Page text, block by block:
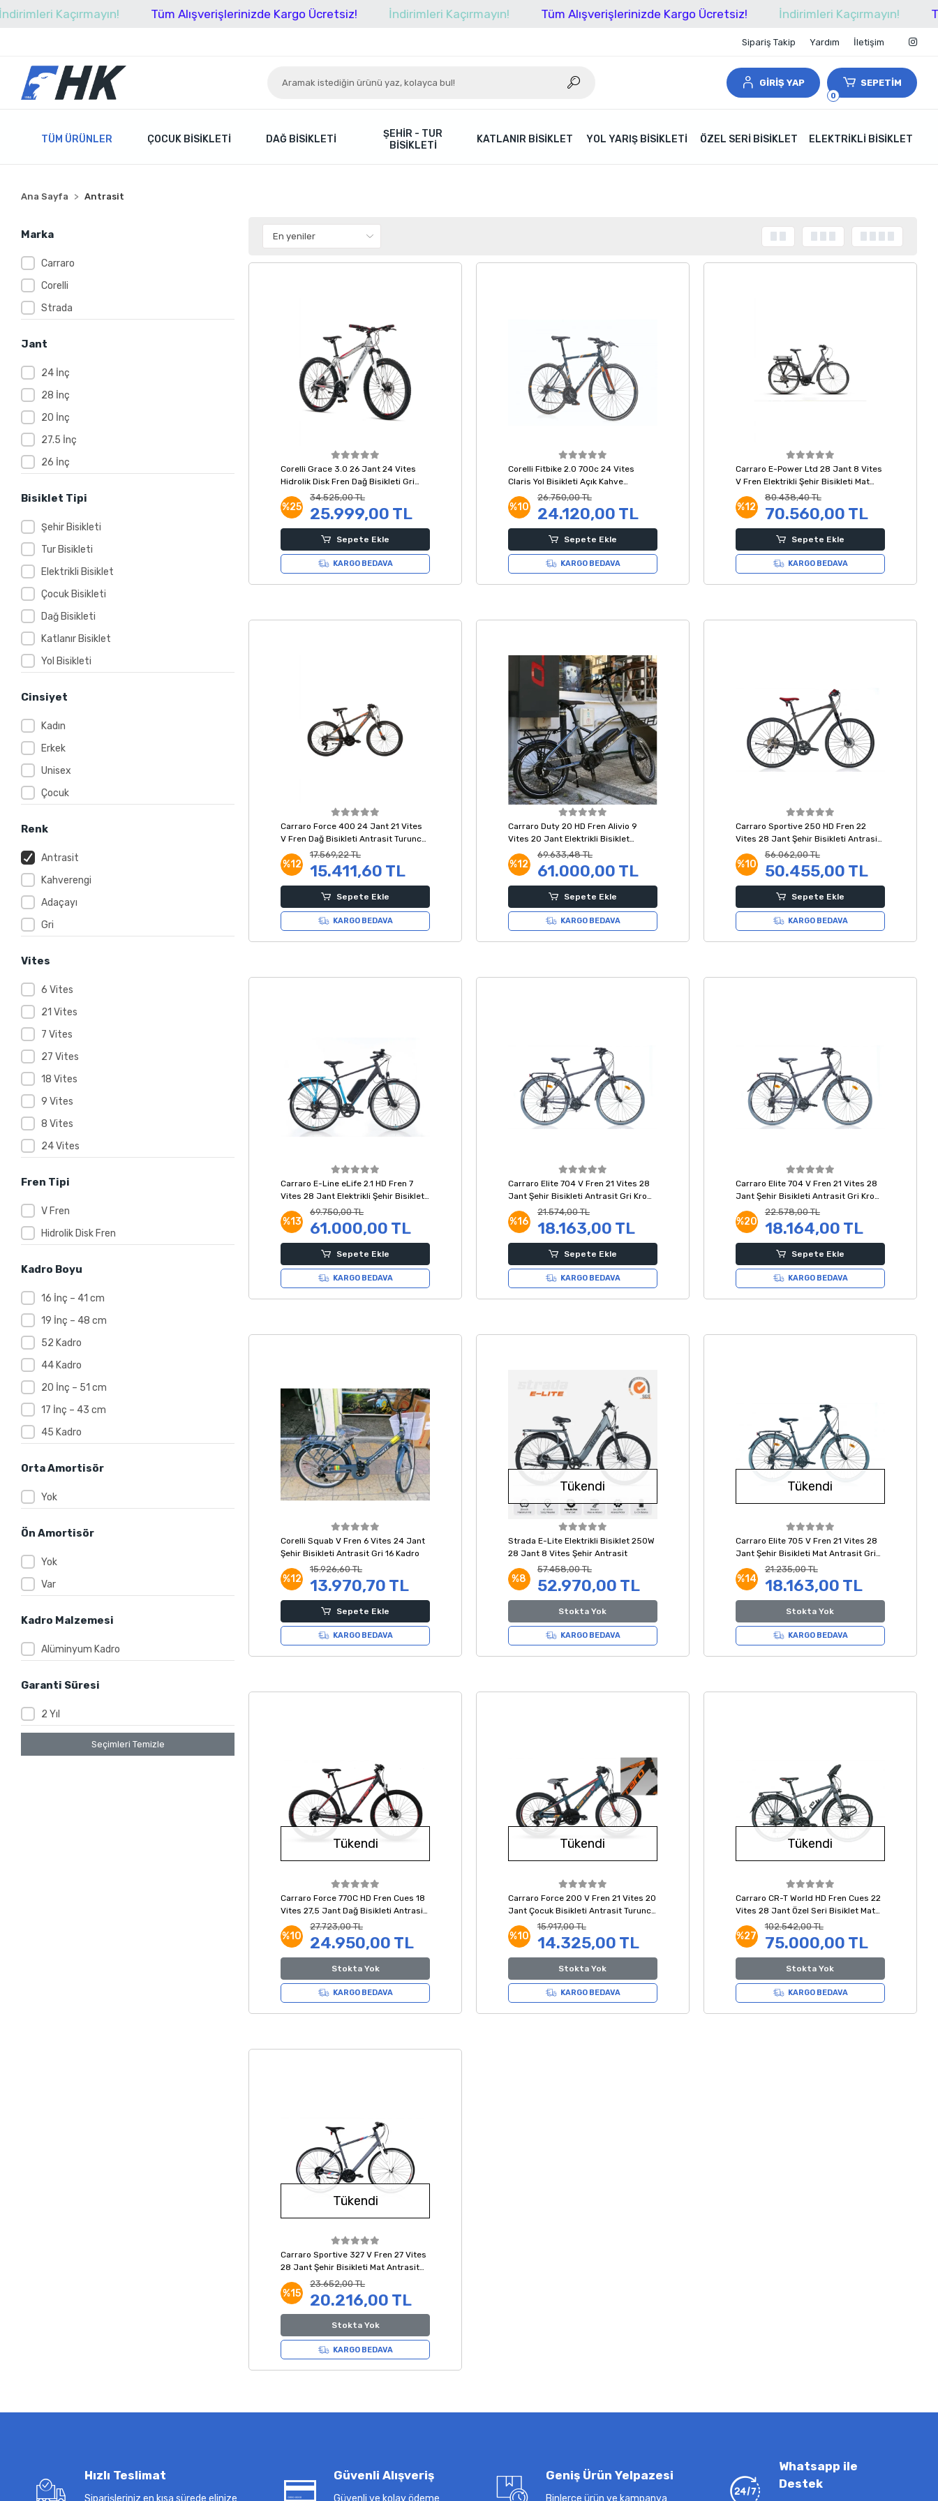
Kaçırmayın! Tüm Alışverişlerinizde Kargo Ücretsiz! İndirimleri Kaçırmayın! Tüm Alışverişlerinizde Kargo Ücretsiz! İndirimleri Kaçırmayın! Tüm
Sipariş Takip Yardım İletişim
GİRİŞ YAP
0
SEPETİM
TÜM ÜRÜNLER ÇOCUK BISIKLETI DAĞ BISIKLETI
ŞEHIR - TUR
BISIKLETI
KATLANIR BISIKLET YOL YARIŞ BISIKLETI ÖZEL SERI BISIKLET ELEKTRIKLI BISIKLET
Ana Sayfa Antrasit
Marka
Carraro
Corelli
Strada
Jant
24 İnç
28 İnç
20 İnç
27.5 İnç
26 İnç
Bisiklet Tipi
Şehir Bisikleti
Tur Bisikleti
Elektrikli Bisiklet
Çocuk Bisikleti
Dağ Bisikleti
Katlanır Bisiklet
Yol Bisikleti
Cinsiyet
Kadın
Erkek
Unisex
Çocuk
Renk
Antrasit
Kahverengi
Adaçayı
Gri
Vites
6 Vites
21 Vites
7 Vites
27 Vites
18 Vites
9 Vites
8 Vites
24 Vites
Fren Tipi
V Fren
Hidrolik Disk Fren
Kadro Boyu
16 İnç – 41 cm
19 İnç – 48 cm
52 Kadro
44 Kadro
20 İnç – 51 cm
17 İnç – 43 cm
45 Kadro
Orta Amortisör
Yok
Ön Amortisör
Yok
Var
Kadro Malzemesi
Alüminyum Kadro
Garanti Süresi
2 Yıl
Seçimleri Temizle
Corelli Grace 3.0 26 Jant 24 Vites
Hidrolik Disk Fren Dağ Bisikleti Gri
Kırmızı Kadın
%25
34.525,00 TL
25.999,00 TL
Sepete Ekle
KARGO BEDAVA
Corelli Fitbike 2.0 700c 24 Vites
Claris Yol Bisikleti Açık Kahve
Turuncu
%10
26.750,00 TL
24.120,00 TL
Sepete Ekle
KARGO BEDAVA
Carraro E-Power Ltd 28 Jant 8 Vites
V Fren Elektrikli Şehir Bisikleti Mat
Antrasit Gümüş 450H
%12
80.438,40 TL
70.560,00 TL
Sepete Ekle
KARGO BEDAVA
Carraro Force 400 24 Jant 21 Vites
V Fren Dağ Bisikleti Antrasit Turuncu
Beyaz
%12
17.569,22 TL
15.411,60 TL
Sepete Ekle
KARGO BEDAVA
Carraro Duty 20 HD Fren Alivio 9
Vites 20 Jant Elektrikli Bisiklet
Metalik Antrasit Siyah 41 Kadro
%12
69.633,48 TL
61.000,00 TL
Sepete Ekle
KARGO BEDAVA
Carraro Sportive 250 HD Fren 22
Vites 28 Jant Şehir Bisikleti Antrasit
Siyah Kırmızı 51 Kadro
%10
56.062,00 TL
50.455,00 TL
Sepete Ekle
KARGO BEDAVA
Carraro E-Line eLife 2.1 HD Fren 7
Vites 28 Jant Elektrikli Şehir Bisikleti
Antrasit Mavi Siyah 52 Kadro
%13
69.750,00 TL
61.000,00 TL
Sepete Ekle
KARGO BEDAVA
Carraro Elite 704 V Fren 21 Vites 28
Jant Şehir Bisikleti Antrasit Gri Krom
52 Kadro
%16
21.574,00 TL
18.163,00 TL
Sepete Ekle
KARGO BEDAVA
Carraro Elite 704 V Fren 21 Vites 28
Jant Şehir Bisikleti Antrasit Gri Krom
48 Kadro
%20
22.578,00 TL
18.164,00 TL
Sepete Ekle
KARGO BEDAVA
Corelli Squab V Fren 6 Vites 24 Jant
Şehir Bisikleti Antrasit Gri 16 Kadro
%12
15.926,60 TL
13.970,70 TL
Sepete Ekle
KARGO BEDAVA
Tükendi
Strada E-Lite Elektrikli Bisiklet 250W
28 Jant 8 Vites Şehir Antrasit
%8
57.458,00 TL
52.970,00 TL
Stokta Yok
KARGO BEDAVA
Tükendi
Carraro Elite 705 V Fren 21 Vites 28
Jant Şehir Bisikleti Mat Antrasit Gri
Krom 43 Kadro
%14
21.235,00 TL
18.163,00 TL
Stokta Yok
KARGO BEDAVA
Tükendi
Carraro Force 770C HD Fren Cues 18
Vites 27,5 Jant Dağ Bisikleti Antrasit
Kırmızı Gümüş 48 Kadro
%10
27.723,00 TL
24.950,00 TL
Stokta Yok
KARGO BEDAVA
Tükendi
Carraro Force 200 V Fren 21 Vites 20
Jant Çocuk Bisikleti Antrasit Turuncu
%10
15.917,00 TL
14.325,00 TL
Stokta Yok
KARGO BEDAVA
Tükendi
Carraro CR-T World HD Fren Cues 22
Vites 28 Jant Özel Seri Bisiklet Mat
Antrasit Kırmızı 51 Kadro
%27
102.542,00 TL
75.000,00 TL
Stokta Yok
KARGO BEDAVA
Tükendi
Carraro Sportive 327 V Fren 27 Vites
28 Jant Şehir Bisikleti Mat Antrasit
Gümüş Mavi 44 Kadro
%15
23.652,00 TL
20.216,00 TL
Stokta Yok
KARGO BEDAVA
Hızlı Teslimat
Siparişleriniz en kısa sürede elinize
Güvenli Alışveriş
Güvenli ve kolay ödeme
Geniş Ürün Yelpazesi
Binlerce ürün ve kampanya
Whatsapp ile
Destek